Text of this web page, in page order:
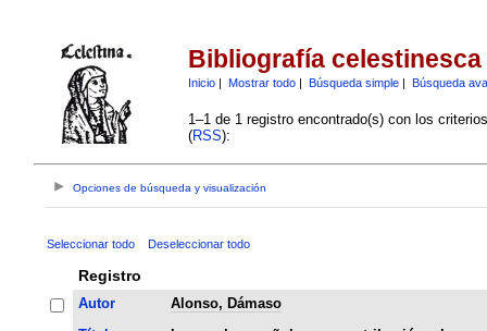
Bibliografía celestinesca
Inicio| Mostrar todo| Búsqueda simple| Búsqueda
1–1 de 1 registro encontrado(s) con los
(RSS):
Opciones de búsqueda y visualización
Seleccionar todo Deseleccionar todo
Registro
Autor
Alonso, Dámaso